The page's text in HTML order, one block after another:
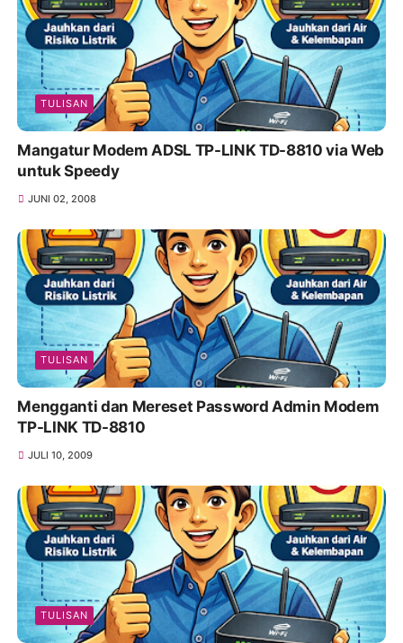
TULISAN
Mangatur Modem ADSL TP-LINK TD-8810 via Web
untuk Speedy
JUNI 02, 2008
TULISAN
Mengganti dan Mereset Password Admin Modem
TP-LINK TD-8810
JULI 10, 2009
TULISAN